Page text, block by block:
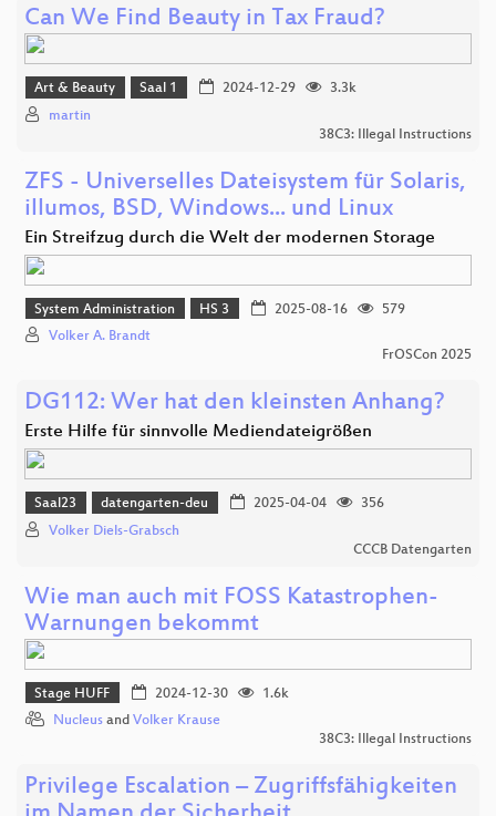
Can We Find Beauty in Tax Fraud?
Art & Beauty Saal 1 2024-12-29
3.3k
martin
38C3: Illegal Instructions
ZFS - Universelles Dateisystem für Solaris,
illumos, BSD, Windows... und Linux
Ein Streifzug durch die Welt der modernen Storage
System Administration HS 3 2025-08-16
579
Volker A. Brandt
FrOSCon 2025
DG112: Wer hat den kleinsten Anhang?
Erste Hilfe für sinnvolle Mediendateigrößen
Saal23 datengarten-deu 2025-04-04
356
Volker Diels-Grabsch
CCCB Datengarten
Wie man auch mit FOSS Katastrophen-
Warnungen bekommt
Stage HUFF 2024-12-30
1.6k
Nucleus and Volker Krause
38C3: Illegal Instructions
Privilege Escalation – Zugriffsfähigkeiten